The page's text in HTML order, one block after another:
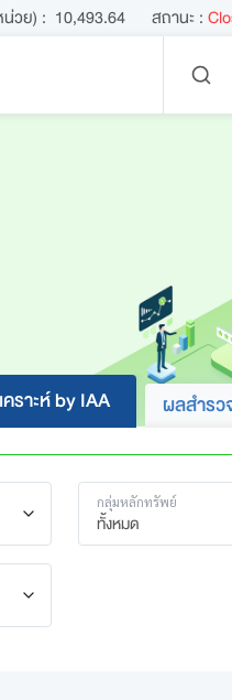
วย) : 10,493.64 สถานะ :
ราะห์ by IAA ผลสำรว
กลุ่มหลักทรัพย์
ทั้งหมด